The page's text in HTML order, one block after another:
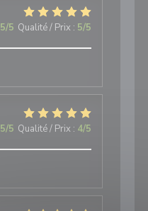
5/5 Qualité / Prix : 5/5
5/5 Qualité / Prix : 4/5